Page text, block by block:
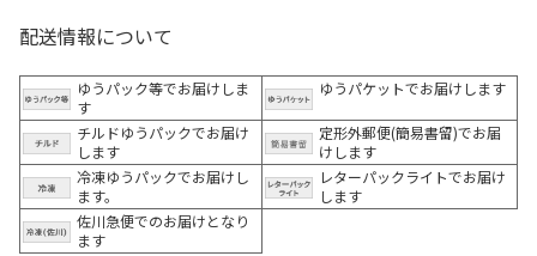
配送情報について
ゆうパック等でお届けしま
す
ゆうパケットでお届けします
チルドゆうパックでお届け
します
定形外郵便(簡易書留)でお届
けします
冷凍ゆうパックでお届けし
ます。
レターパックライトでお届け
します
佐川急便でのお届けとなり
ます